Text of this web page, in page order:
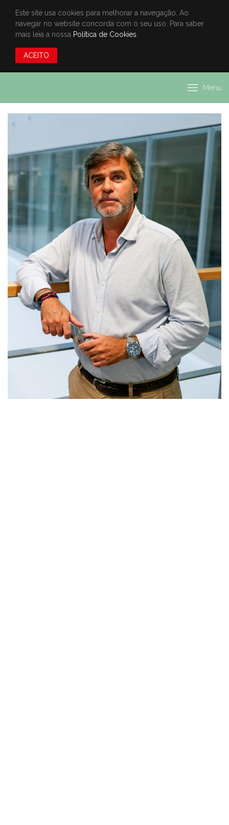
Este site usa cookies para melhorar a navegação. Ao
navegar no website concorda com o seu uso. Para saber
mais leia a nossa Política de Cookies
ACEITO
Menu